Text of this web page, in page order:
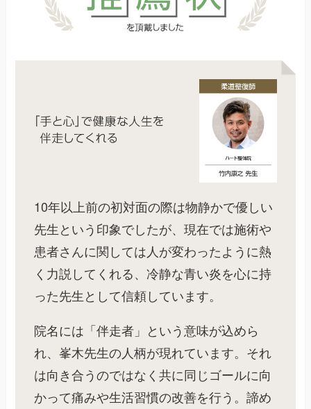
10年以上前の初対面の際は物静かで優しい
先生という印象でしたが、現在では施術や
患者さんに関しては人が変わったように熱
く力説してくれる、冷静な青い炎を心に持
った先生として信頼しています。
院名には「伴走者」という意味が込めら
れ、峯木先生の人柄が現れています。それ
は向き合うのではなく共に同じゴールに向
かって痛みや生活習慣の改善を行う。諦め